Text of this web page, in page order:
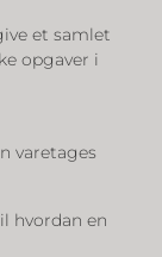
et samlet
opgaver i
varetages
hvordan en